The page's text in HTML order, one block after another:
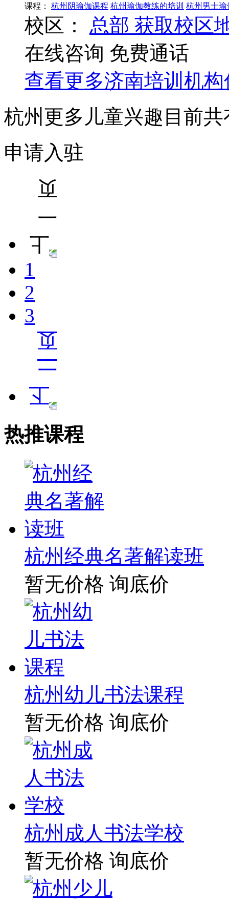
课程： 杭州阴瑜伽课程 杭州瑜伽教练的培训 杭州男士瑜
校区： 总部 获取校区
在线咨询 免费通话
查看更多济南培训机构
杭州更多儿童兴趣目前
申请入驻
1
2
3
热推课程
杭州经典名著解读班
暂无价格 询底价
杭州幼儿书法课程
暂无价格 询底价
杭州成人书法学校
暂无价格 询底价